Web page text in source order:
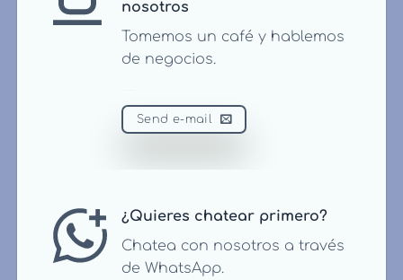
nosotros
Tomemos un café y hablemos
de negocios.
Send e-mail
¿Quieres chatear primero?
Chatea con nosotros a través
de WhatsApp.